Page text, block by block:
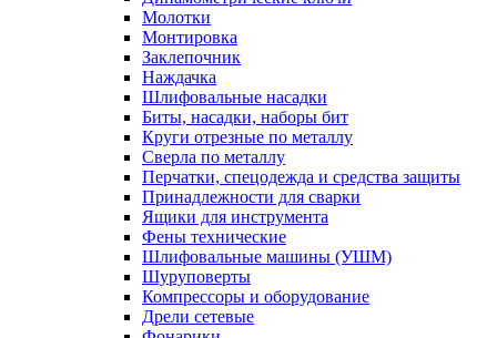
Молотки
Монтировка
Заклепочник
Наждачка
Шлифовальные насадки
Биты, насадки, наборы бит
Круги отрезные по металлу
Сверла по металлу
Перчатки, спецодежда и средства защиты
Принадлежности для сварки
Ящики для инструмента
Фены технические
Шлифовальные машины (УШМ)
Шуруповерты
Компрессоры и оборудование
Дрели сетевые